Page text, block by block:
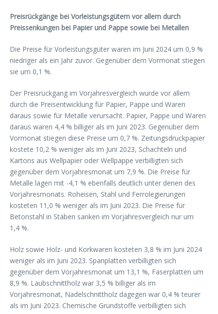
Preisrückgänge bei Vorleistungsgütern vor allem durch
Preissenkungen bei Papier und Pappe sowie bei Metallen
Die Preise für Vorleistungsgüter waren im Juni 2024 um 0,9 %
niedriger als ein Jahr zuvor. Gegenüber dem Vormonat stiegen
sie um 0,1 %.
Der Preisrückgang im Vorjahresvergleich wurde vor allem
durch die Preisentwicklung für Papier, Pappe und Waren
daraus sowie für Metalle verursacht. Papier, Pappe und Waren
daraus waren 4,4 % billiger als im Juni 2023. Gegenüber dem
Vormonat stiegen diese Preise um 0,7 %. Zeitungsdruckpapier
kostete 10,2 % weniger als im Juni 2023, Schachteln und
Kartons aus Wellpapier oder Wellpappe verbilligten sich
gegenüber dem Vorjahresmonat um 7,9 %. Die Preise für
Metalle lagen mit -4,1 % ebenfalls deutlich unter denen des
Vorjahresmonats. Roheisen, Stahl und Ferrolegierungen
kosteten 11,0 % weniger als im Juni 2023. Die Preise für
Betonstahl in Stäben sanken im Vorjahresvergleich nur um
1,4 %.
Holz sowie Holz- und Korkwaren kosteten 3,8 % im Juni 2024
weniger als im Juni 2023. Spanplatten verbilligten sich
gegenüber dem Vorjahresmonat um 13,1 %, Faserplatten um
8,9 %. Laubschnittholz war 3,5 % billiger als im
Vorjahresmonat, Nadelschnittholz dagegen war 0,4 % teurer
als im Juni 2023. Chemische Grundstoffe verbilligten sich